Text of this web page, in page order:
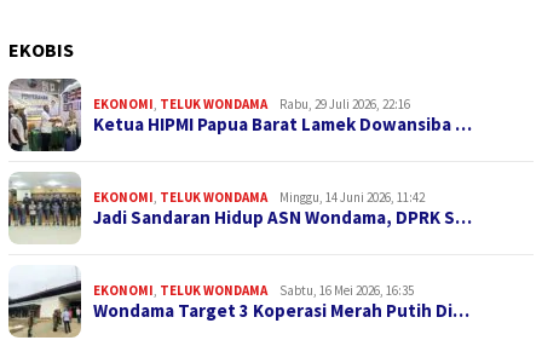
EKOBIS
EKONOMI, TELUK WONDAMA Rabu, 29 Juli 2026, 22:16
Ketua HIPMI Papua Barat Lamek Dowansiba …
EKONOMI, TELUK WONDAMA Minggu, 14 Juni 2026, 11:42
Jadi Sandaran Hidup ASN Wondama, DPRK S…
EKONOMI, TELUK WONDAMA Sabtu, 16 Mei 2026, 16:35
Wondama Target 3 Koperasi Merah Putih Di…